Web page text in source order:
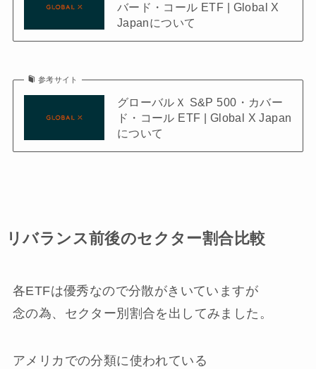
バード・コール ETF | Global X
Japanについて
参考サイト
グローバルＸ S&P 500・カバー
ド・コール ETF | Global X Japan
について
リバランス前後のセクター割合比較
各ETFは優秀なので分散がきいていますが
念の為、セクター別割合を出してみました。
アメリカでの分類に使われている